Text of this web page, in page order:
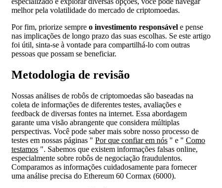
melhor pela volatilidade do mercado de criptomoedas.
Por fim, priorize sempre o investimento responsável e pense
nas implicações de longo prazo das suas escolhas. Se este artigo
foi útil, sinta-se à vontade para compartilhá-lo com outras
pessoas que possam se beneficiar.
Metodologia de revisão
Nossas análises de robôs de criptomoedas são baseadas na
coleta de informações de diferentes testes, avaliações e
feedback de diversas fontes na internet. Essa abordagem
garante uma visão abrangente que considera múltiplas
perspectivas. Você pode saber mais sobre nosso processo de
testes em nossas páginas " Por que confiar em nós " e " Como
testamos ". Sabemos que existem informações falsas online,
especialmente sobre robôs de negociação fraudulentos.
Comparamos as informações cuidadosamente para fornecer
uma análise precisa do Ethereum 60 Cormax (6000).